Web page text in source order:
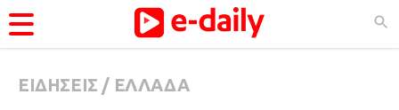
ΚΑΤΗΓΟΡΊΕΣ
ΕΙΔΗΣΕΙΣ / ΕΛΛΑΔΑ